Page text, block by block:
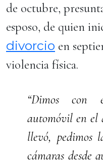
de octubre,
esposo, de quien
divorcio en
violencia física.
“Dimos con
automóvil en el
llevó, pedimos
cámaras desde